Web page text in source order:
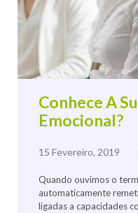
Conhece A
Emocional?
15 Fevereiro, 2019
Quando ouvimos o
automaticamente
ligadas a capacidades